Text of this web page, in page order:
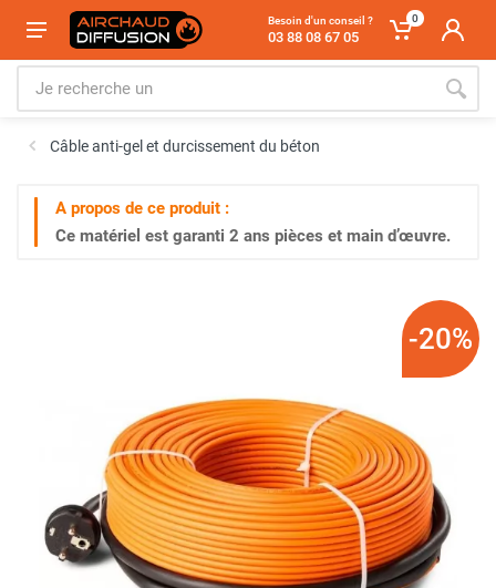
Besoin d'un conseil ?
03 88 08 67 05
0
Câble anti-gel et durcissement du béton
A propos de ce produit :
Ce matériel est garanti 2 ans pièces et main d’œuvre.
-20%